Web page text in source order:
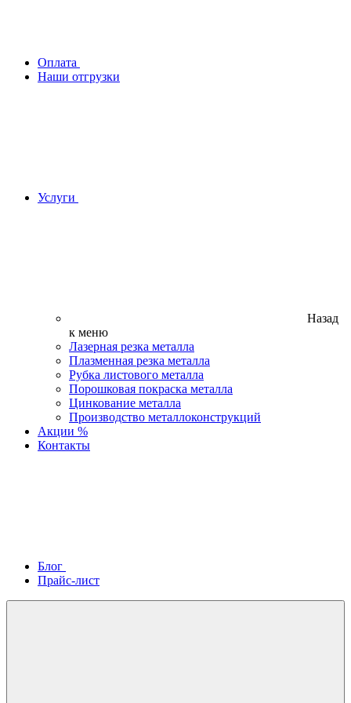
Оплата
Наши отгрузки
Услуги
Назад
к меню
Лазерная резка металла
Плазменная резка металла
Рубка листового металла
Порошковая покраска металла
Цинкование металла
Производство металлоконструкций
Акции %
Контакты
Блог
Прайс-лист